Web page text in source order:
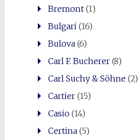
Bremont(1)
Bulgari(16)
Bulova(6)
Carl F. Bucherer(8)
Carl Suchy & Söhne(2)
Cartier(15)
Casio(14)
Certina(5)